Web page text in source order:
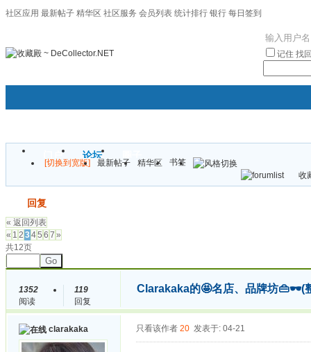
社区应用 最新帖子 精华区 社区服务 会员列表 统计排行 银行 每日签到
记住 找
门户 论坛
[切换到宽版] 最新帖子 精华区
书签
收
回复
« 返回列表
« 1 2 345 6 7 »
共12页
Go
1352
阅读
119
回复
Clarakaka的🤩名店、品牌坊👜🕶️(
clarakaka 只看该作者 20 发表于: 04-21